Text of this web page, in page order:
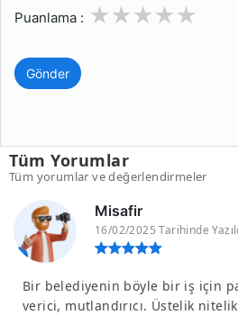
Puanlama : 3
2
1
Gönder
Tüm Yorumlar
Tüm yorumlar ve değerlendirmeler
Misafir
16/02/2025 Tarihinde
Bir belediyenin böyle bir iş için
verici, mutlandırıcı. Üstelik